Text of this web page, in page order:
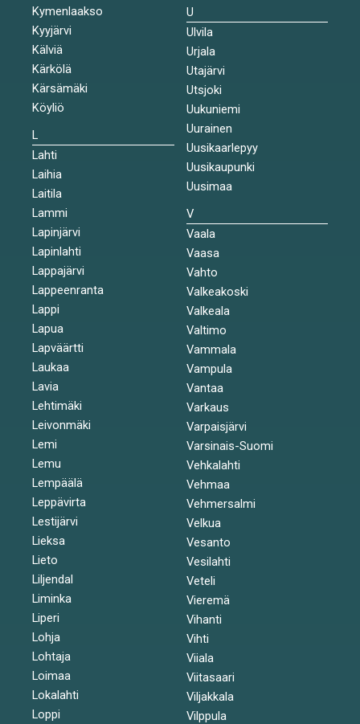
Kymenlaakso
Kyyjärvi
Kälviä
Kärkölä
Kärsämäki
Köyliö
L
Lahti
Laihia
Laitila
Lammi
Lapinjärvi
Lapinlahti
Lappajärvi
Lappeenranta
Lappi
Lapua
Lapväärtti
Laukaa
Lavia
Lehtimäki
Leivonmäki
Lemi
Lemu
Lempäälä
Leppävirta
Lestijärvi
Lieksa
Lieto
Liljendal
Liminka
Liperi
Lohja
Lohtaja
Loimaa
Lokalahti
Loppi
U
Ulvila
Urjala
Utajärvi
Utsjoki
Uukuniemi
Uurainen
Uusikaarlepyy
Uusikaupunki
Uusimaa
V
Vaala
Vaasa
Vahto
Valkeakoski
Valkeala
Valtimo
Vammala
Vampula
Vantaa
Varkaus
Varpaisjärvi
Varsinais-Suomi
Vehkalahti
Vehmaa
Vehmersalmi
Velkua
Vesanto
Vesilahti
Veteli
Vieremä
Vihanti
Vihti
Viiala
Viitasaari
Viljakkala
Vilppula